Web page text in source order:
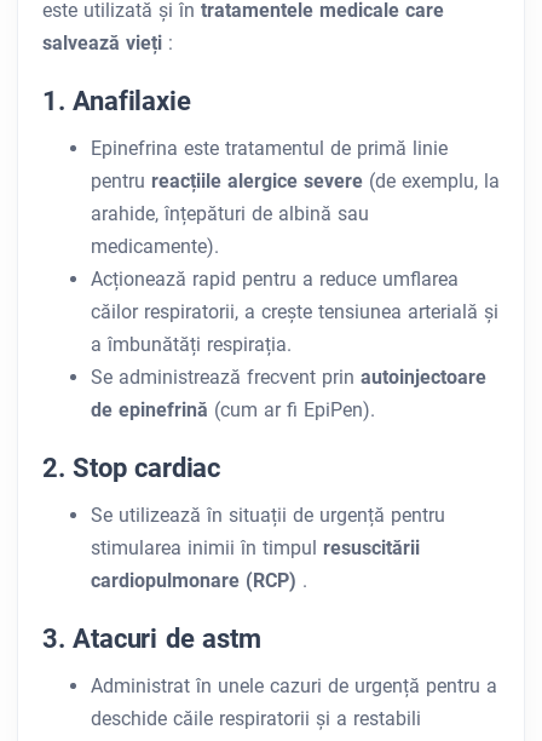
este utilizată și în tratamentele medicale care
salvează vieți :
1. Anafilaxie
Epinefrina este tratamentul de primă linie
pentru reacțiile alergice severe (de exemplu, la
arahide, înțepături de albină sau
medicamente).
Acționează rapid pentru a reduce umflarea
căilor respiratorii, a crește tensiunea arterială și
a îmbunătăți respirația.
Se administrează frecvent prin autoinjectoare
de epinefrină (cum ar fi EpiPen).
2. Stop cardiac
Se utilizează în situații de urgență pentru
stimularea inimii în timpul resuscitării
cardiopulmonare (RCP) .
3. Atacuri de astm
Administrat în unele cazuri de urgență pentru a
deschide căile respiratorii și a restabili